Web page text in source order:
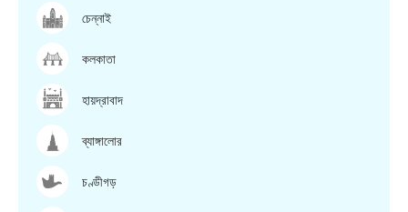
চেন্নাই
কলকাতা
হায়দ্রাবাদ
ব্যাঙ্গালোর
চণ্ডীগড়